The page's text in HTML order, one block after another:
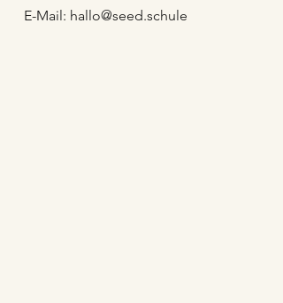
E-Mail: hallo@seed.schule